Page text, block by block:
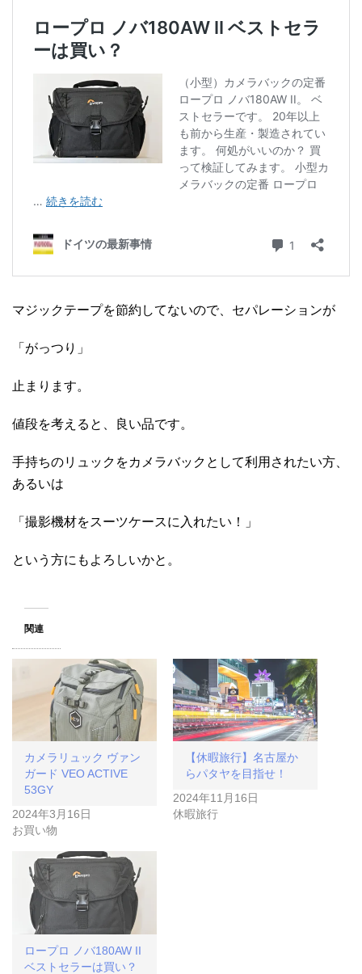
マジックテープを節約してないので、セパレーションが
「がっつり」
止まります。
値段を考えると、良い品です。
手持ちのリュックをカメラバックとして利用されたい方、
あるいは
「撮影機材をスーツケースに入れたい！」
という方にもよろしいかと。
関連
カメラリュック ヴァン
ガード VEO ACTIVE
53GY
2024年3月16日
お買い物
【休暇旅行】名古屋か
らパタヤを目指せ！
2024年11月16日
休暇旅行
ロープロ ノバ180AW II
ベストセラーは買い？